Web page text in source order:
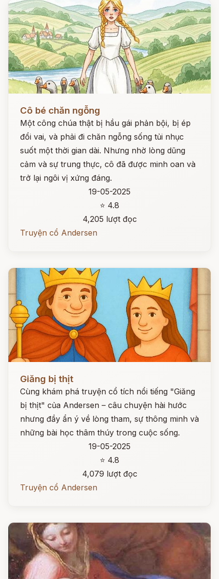
Cô bé chăn ngỗng
Một công chúa thật bị hầu gái phản bội, bị ép
đổi vai, và phải đi chăn ngỗng sống tủi nhục
suốt một thời gian dài. Nhưng nhờ lòng dũng
cảm và sự trung thực, cô đã được minh oan và
trở lại ngôi vị xứng đáng.
19-05-2025
⭐ 4.8
4,205 lượt đọc
Truyện cổ Andersen
Giăng bị thịt
Cùng khám phá truyện cổ tích nổi tiếng "Giăng
bị thịt" của Andersen – câu chuyện hài hước
nhưng đầy ẩn ý về lòng tham, sự thông minh và
những bài học thâm thúy trong cuộc sống.
19-05-2025
⭐ 4.8
4,079 lượt đọc
Truyện cổ Andersen